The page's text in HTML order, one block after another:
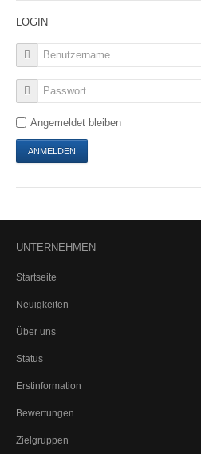
RENTENCHECK
GELDANLAGE
Tagesgeld
Investmentfonds
Bausparen
IMMOBILIEN
Vermittlung
LOGIN
Angemeldet bleiben
UNTERNEHMEN
Startseite
Neuigkeiten
Über uns
Status
Erstinformation
Bewertungen
Zielgruppen